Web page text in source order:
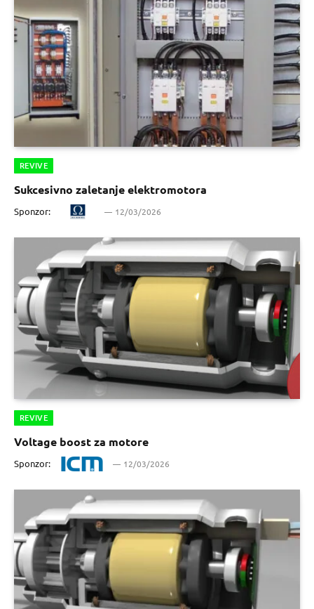
REVIVE
Sukcesivno zaletanje elektromotora
Sponzor: 12/03/2026
REVIVE
Voltage boost za motore
Sponzor: 12/03/2026